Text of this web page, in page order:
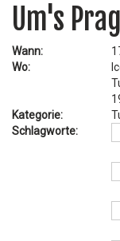
Um's
Wann:
Wo:
Kategorie:
Schlagworte: